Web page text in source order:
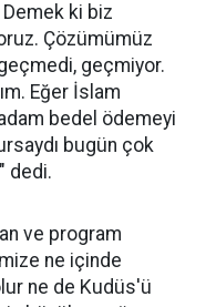
Demek ki biz
Çözümümüz
geçmiyor.
Eğer İslam
bedel ödemeyi
bugün çok
dedi.
ve program
ne içinde
ne de Kudüs'ü